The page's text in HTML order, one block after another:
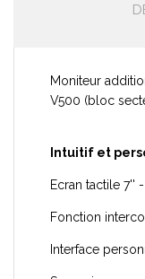
Moniteur
V500 (bloc
Intuitif et
Ecran tactile 7''
Fonction
Interface